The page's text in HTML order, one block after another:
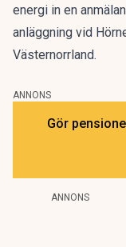
energi in en
anläggning vid
Västernorrland.
ANNONS
Gör
ANNONS